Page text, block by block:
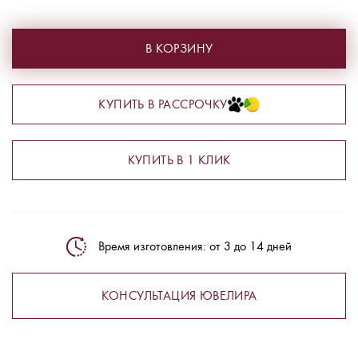
В КОРЗИНУ
КУПИТЬ В РАССРОЧКУ
КУПИТЬ В 1 КЛИК
Время изготовления: от 3 до 14 дней
КОНСУЛЬТАЦИЯ ЮВЕЛИРА